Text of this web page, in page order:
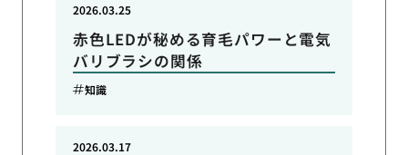
赤色LEDが秘める育毛パワーと電気
バリブラシの関係
2026.03.25
知識
2026.03.17